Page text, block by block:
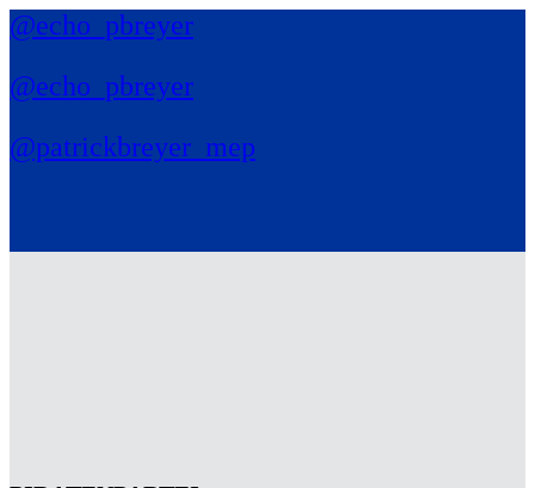
@echo_pbreyer
@echo_pbreyer
@patrickbreyer_mep